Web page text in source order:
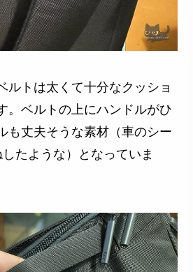
ルトは太くて十分なクッショ
。ベルトの上にハンドルがひ
も丈夫そうな素材（車のシー
たような）となっていま